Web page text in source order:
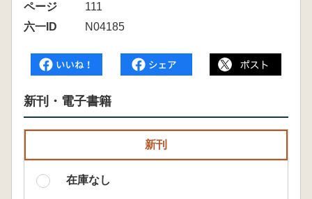
ページ
111
六一ID
N04185
新刊・電子書籍
新刊
在庫なし